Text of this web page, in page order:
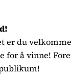
er du
for å vinne!